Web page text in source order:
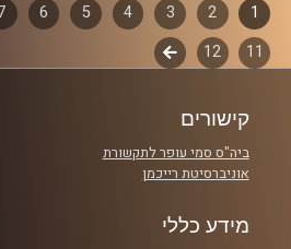
קרדיט תמונות:Elior Buchnik
דפדוף
פרקים
1
2
3
4
5
6
11
12
לשלב
קישורים
ביה"ס סמי עופר לתקשורת
אוניברסיטת רייכמן
מידע כללי